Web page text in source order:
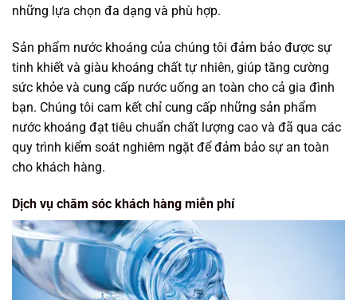
những lựa chọn đa dạng và phù hợp.
Sản phẩm nước khoáng của chúng tôi đảm bảo được sự
tinh khiết và giàu khoáng chất tự nhiên, giúp tăng cường
sức khỏe và cung cấp nước uống an toàn cho cả gia đình
bạn. Chúng tôi cam kết chỉ cung cấp những sản phẩm
nước khoáng đạt tiêu chuẩn chất lượng cao và đã qua các
quy trình kiểm soát nghiêm ngặt để đảm bảo sự an toàn
cho khách hàng.
Dịch vụ chăm sóc khách hàng miễn phí